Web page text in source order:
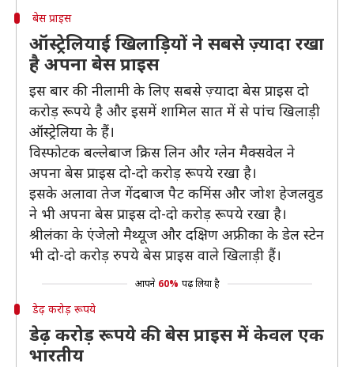
बेस प्राइस
ऑस्ट्रेलियाई खिलाड़ियों ने सबसे ज़्यादा रखा
है अपना बेस प्राइस
इस बार की नीलामी के लिए सबसे ज़्यादा बेस प्राइस दो
करोड़ रूपये है और इसमें शामिल सात में से पांच खिलाड़ी
ऑस्ट्रेलिया के हैं।
विस्फोटक बल्लेबाज क्रिस लिन और ग्लेन मैक्सवेल ने
अपना बेस प्राइस दो-दो करोड़ रूपये रखा है।
इसके अलावा तेज गेंदबाज पैट कमिंस और जोश हेजलवुड
ने भी अपना बेस प्राइस दो-दो करोड़ रूपये रखा है।
श्रीलंका के एंजेलो मैथ्यूज और दक्षिण अफ्रीका के डेल स्टेन
भी दो-दो करोड़ रुपये बेस प्राइस वाले खिलाड़ी हैं।
आपने 60% पढ़ लिया है
डेढ़ करोड़ रूपये
डेढ़ करोड़ रूपये की बेस प्राइस में केवल एक
भारतीय